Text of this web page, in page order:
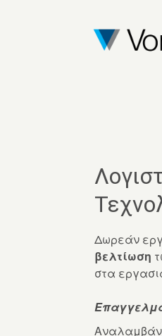
Δωρεάν
βελτίωση
στα